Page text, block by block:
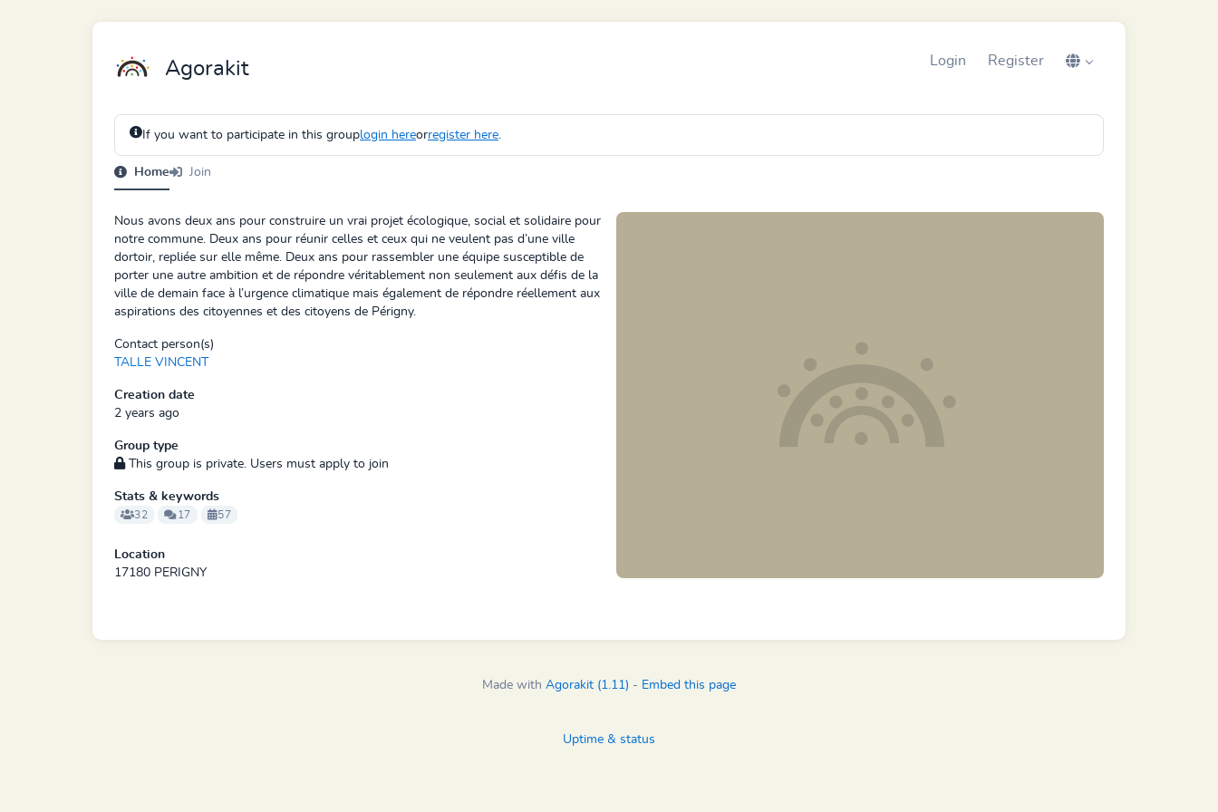
Agorakit Login Register
If you want to participate in this grouplogin hereorregister here.
Home Join
Nous avons deux ans pour construire un vrai projet écologique, social et solidaire pour
notre commune. Deux ans pour réunir celles et ceux qui ne veulent pas d’une ville
dortoir, repliée sur elle même. Deux ans pour rassembler une équipe susceptible de
porter une autre ambition et de répondre véritablement non seulement aux défis de la
ville de demain face à l’urgence climatique mais également de répondre réellement aux
aspirations des citoyennes et des citoyens de Périgny.
Contact person(s)
TALLE VINCENT
Creation date
2 years ago
Group type
This group is private. Users must apply to join
Stats & keywords
32 17 57
Location
17180 PERIGNY
Made with Agorakit (1.11) - Embed this page
Uptime & status